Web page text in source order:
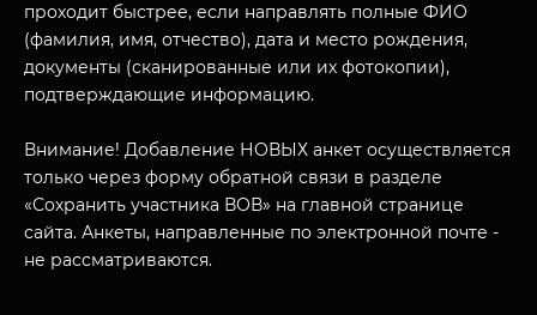
проходит быстрее, если направлять полные ФИО
(фамилия, имя, отчество), дата и место рождения,
документы (сканированные или их фотокопии),
подтверждающие информацию.
Внимание! Добавление НОВЫХ анкет осуществляется
только через форму обратной связи в разделе
«Сохранить участника ВОВ» на главной странице
сайта. Анкеты, направленные по электронной почте -
не рассматриваются.